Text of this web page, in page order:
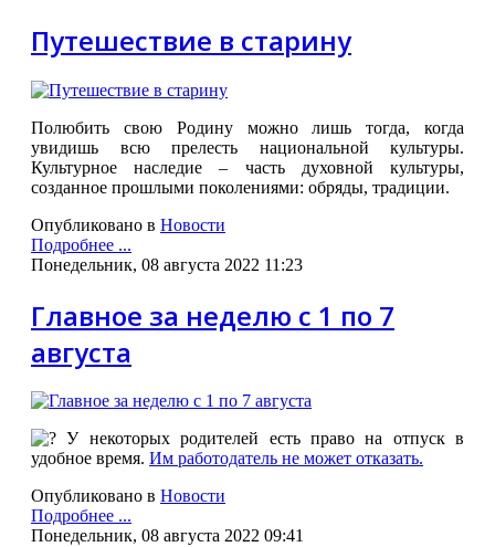
Путешествие в старину
Полюбить свою Родину можно лишь тогда, когда
увидишь всю прелесть национальной культуры.
Культурное наследие – часть духовной культуры,
созданное прошлыми поколениями: обряды, традиции.
Опубликовано в Новости
Подробнее ...
Понедельник, 08 августа 2022 11:23
Главное за неделю с 1 по 7
августа
У некоторых родителей есть право на отпуск в
удобное время. Им работодатель не может отказать.
Опубликовано в Новости
Подробнее ...
Понедельник, 08 августа 2022 09:41